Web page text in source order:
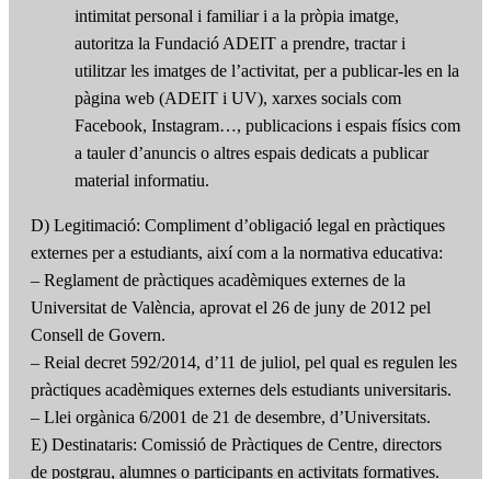
intimitat personal i familiar i a la pròpia imatge,
autoritza la Fundació ADEIT a prendre, tractar i
utilitzar les imatges de l’activitat, per a publicar-les en la
pàgina web (ADEIT i UV), xarxes socials com
Facebook, Instagram…, publicacions i espais físics com
a tauler d’anuncis o altres espais dedicats a publicar
material informatiu.
D) Legitimació: Compliment d’obligació legal en pràctiques
externes per a estudiants, així com a la normativa educativa:
– Reglament de pràctiques acadèmiques externes de la
Universitat de València, aprovat el 26 de juny de 2012 pel
Consell de Govern.
– Reial decret 592/2014, d’11 de juliol, pel qual es regulen les
pràctiques acadèmiques externes dels estudiants universitaris.
– Llei orgànica 6/2001 de 21 de desembre, d’Universitats.
E) Destinataris: Comissió de Pràctiques de Centre, directors
de postgrau, alumnes o participants en activitats formatives.